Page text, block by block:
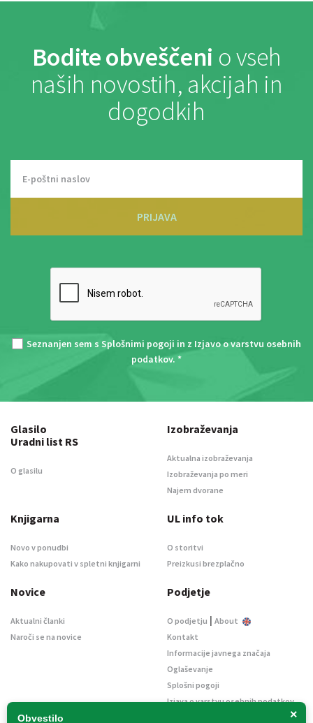
Bodite obveščeni o vseh
naših novostih, akcijah in
dogodkih
PRIJAVA
Seznanjen sem s Splošnimi pogoji in z Izjavo o varstvu osebnih
podatkov. *
×
Obvestilo
Glasilo
Uradni list RS
O glasilu
Izobraževanja
Aktualna izobraževanja
Izobraževanja po meri
Najem dvorane
Knjigarna
Novo v ponudbi
Kako nakupovati v spletni knjigarni
UL info tok
O storitvi
Preizkusi brezplačno
Novice
Aktualni članki
Naroči se na novice
Podjetje
O podjetju | About
Kontakt
Informacije javnega značaja
Oglaševanje
Splošni pogoji
Izjava o varstvu osebnih podatkov